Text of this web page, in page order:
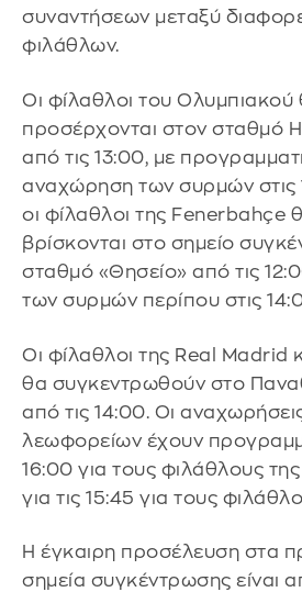
συναντήσεων μεταξύ
φιλάθλων.
Οι φίλαθλοι του Ολυμπιακού
προσέρχονται στον σταθμό
από τις 13:00, με
αναχώρηση των συρμών στις
οι φίλαθλοι της Fenerbahçe
βρίσκονται στο σημείο
σταθμό «Θησείο» από τις
των συρμών περίπου στις
Οι φίλαθλοι της Real Madrid
θα συγκεντρωθούν στο
από τις 14:00. Οι
λεωφορείων έχουν
16:00 για τους φιλάθλους
για τις 15:45 για τους
Η έγκαιρη προσέλευση στα
σημεία συγκέντρωσης είναι